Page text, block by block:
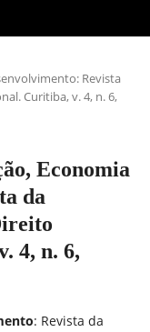
Revista
Curitiba, v. 4, n. 6,
Economia
da
4, n. 6,
: Revista da